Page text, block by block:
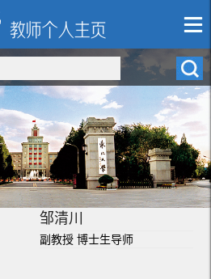
邹清川
副教授 博士生导师